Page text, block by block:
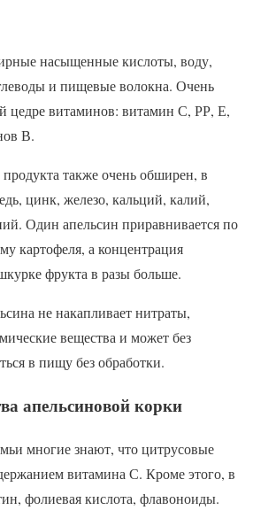
насыщенные кислоты, воду,
и пищевые волокна. Очень
цедре витаминов: витамин С, РР, Е,
В.
также очень обширен, в
цинк, железо, кальций, калий,
Один апельсин приравнивается по
картофеля, а концентрация
фрукта в разы больше.
не накапливает нитраты,
вещества и может без
в пищу без обработки.
апельсиновой корки
многие знают, что цитрусовые
витамина С. Кроме этого, в
фолиевая кислота, флавоноиды.